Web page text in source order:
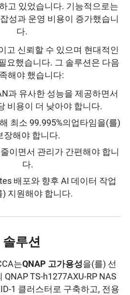
고 있었습니다. 기능적으로는
성과 운영 비용이 증가했습니
다.
고 신뢰할 수 있으며 현대적인
요했습니다. 그 솔루션은 다음
해야 했습니다:
과 유사한 성능을 제공하면서
비용이 더 낮아야 합니다.
최소 99.995%의업타임을(를)
장해야 합니다.
이면서 관리가 간편해야 합니
다.
배포와 향후 AI 데이터 작업
) 지원해야 합니다.
솔루션
는QNAP 고가용성을(를) 선
TS-h1277AXU-RP NAS
1 클러스터로 구축하고, 전용